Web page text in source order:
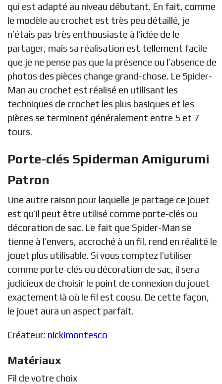
qui est adapté au niveau débutant. En fait, comme
le modèle au crochet est très peu détaillé, je
n’étais pas très enthousiaste à l’idée de le
partager, mais sa réalisation est tellement facile
que je ne pense pas que la présence ou l’absence de
photos des pièces change grand-chose. Le Spider-
Man au crochet est réalisé en utilisant les
techniques de crochet les plus basiques et les
pièces se terminent généralement entre 5 et 7
tours.
Porte-clés Spiderman Amigurumi
Patron
Une autre raison pour laquelle je partage ce jouet
est qu’il peut être utilisé comme porte-clés ou
décoration de sac. Le fait que Spider-Man se
tienne à l’envers, accroché à un fil, rend en réalité le
jouet plus utilisable. Si vous comptez l’utiliser
comme porte-clés ou décoration de sac, il sera
judicieux de choisir le point de connexion du jouet
exactement là où le fil est cousu. De cette façon,
le jouet aura un aspect parfait.
Créateur: nickimontesco
Matériaux
Fil de votre choix